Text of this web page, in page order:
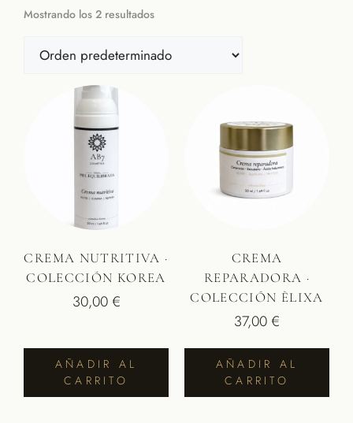
Mostrando los 2 resultados
CREMA NUTRITIVA ·
COLECCIÓN KOREA
30,00€
AÑADIR AL
CARRITO
CREMA
REPARADORA ·
COLECCIÓN ÈLIXA
37,00€
AÑADIR AL
CARRITO